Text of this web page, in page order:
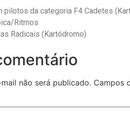
pilotos da categoria F4 Cadetes
Ritmos
Radicais (Kartódromo)
não será publicado. Campos